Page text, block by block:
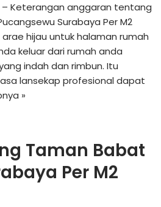
Keterangan anggaran tentang
Surabaya Per M2
hijau untuk halaman rumah
keluar dari rumah anda
indah dan rimbun. Itu
lansekap profesional dapat
»
Taman Babat
Per M2